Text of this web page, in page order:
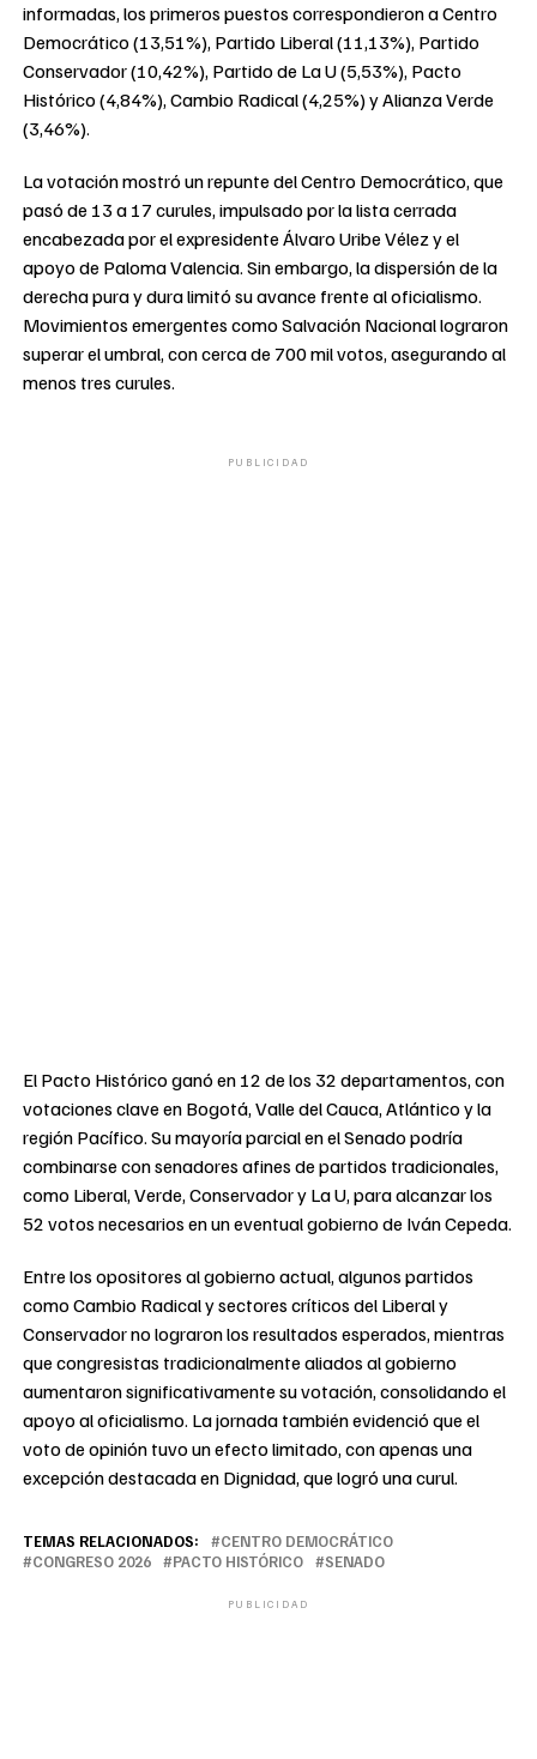
informadas, los primeros puestos correspondieron a Centro
Democrático (13,51%), Partido Liberal (11,13%), Partido
Conservador (10,42%), Partido de La U (5,53%), Pacto
Histórico (4,84%), Cambio Radical (4,25%) y Alianza Verde
(3,46%).
La votación mostró un repunte del Centro Democrático, que
pasó de 13 a 17 curules, impulsado por la lista cerrada
encabezada por el expresidente Álvaro Uribe Vélez y el
apoyo de Paloma Valencia. Sin embargo, la dispersión de la
derecha pura y dura limitó su avance frente al oficialismo.
Movimientos emergentes como Salvación Nacional lograron
superar el umbral, con cerca de 700 mil votos, asegurando al
menos tres curules.
PUBLICIDAD
El Pacto Histórico ganó en 12 de los 32 departamentos, con
votaciones clave en Bogotá, Valle del Cauca, Atlántico y la
región Pacífico. Su mayoría parcial en el Senado podría
combinarse con senadores afines de partidos tradicionales,
como Liberal, Verde, Conservador y La U, para alcanzar los
52 votos necesarios en un eventual gobierno de Iván Cepeda.
Entre los opositores al gobierno actual, algunos partidos
como Cambio Radical y sectores críticos del Liberal y
Conservador no lograron los resultados esperados, mientras
que congresistas tradicionalmente aliados al gobierno
aumentaron significativamente su votación, consolidando el
apoyo al oficialismo. La jornada también evidenció que el
voto de opinión tuvo un efecto limitado, con apenas una
excepción destacada en Dignidad, que logró una curul.
TEMAS RELACIONADOS:
CENTRO DEMOCRÁTICO
CONGRESO 2026
PACTO HISTÓRICO SENADO
PUBLICIDAD